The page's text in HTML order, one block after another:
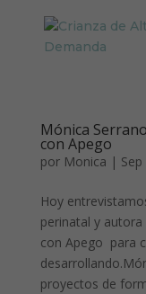
Mónica
con Apego
por Monica |
Hoy
perinatal y
con Apego para
proyectos de